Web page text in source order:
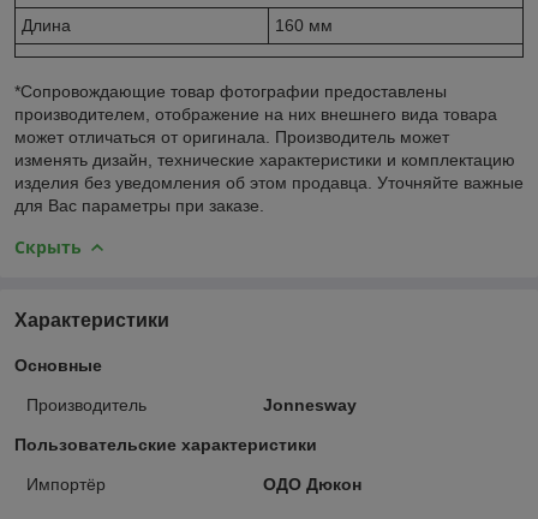
Длина
160 мм
*Сопровождающие товар фотографии предоставлены
производителем, отображение на них внешнего вида товара
может отличаться от оригинала. Производитель может
изменять дизайн, технические характеристики и комплектацию
изделия без уведомления об этом продавца. Уточняйте важные
для Вас параметры при заказе.
Скрыть
Характеристики
Основные
Производитель Jonnesway
Пользовательские характеристики
Импортёр ОДО Дюкон